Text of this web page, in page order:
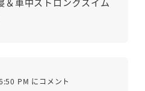
PM にコメント